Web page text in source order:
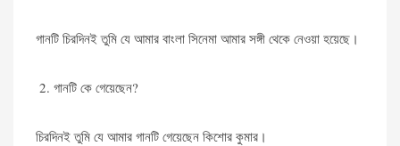
গানটি চিরদিনই তুমি যে আমার বাংলা সিনেমা আমার সঙ্গী থেকে নেওয়া হয়েছে।
গানটি কে গেয়েছেন?
চিরদিনই তুমি যে আমার গানটি গেয়েছেন কিশোর কুমার।